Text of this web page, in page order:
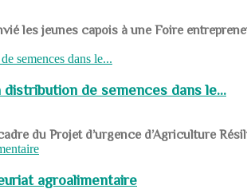
les jeunes capois à une Foire
de semences dans le...
du Projet d’urgence d’Agriculture
agroalimentaire